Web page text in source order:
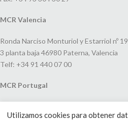
MCR Valencia
Ronda Narciso Monturiol y Estarriol nº
3 planta baja 46980 Paterna, Valencia
Telf: +34 91 440 07 00
MCR Portugal
João V, 24
Utilizamos cookies para obtener